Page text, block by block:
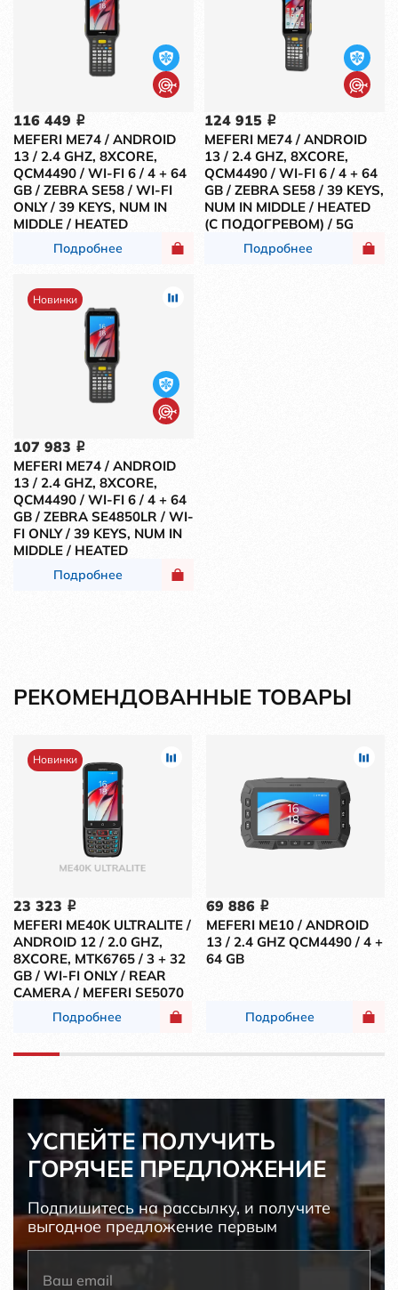
116 449 i
MEFERI ME74 / ANDROID
13 / 2.4 GHZ, 8XCORE,
QCM4490 / WI-FI 6 / 4 + 64
GB / ZEBRA SE58 / WI-FI
ONLY / 39 KEYS, NUM IN
MIDDLE / HEATED
Подробнее
124 915 i
MEFERI ME74 / ANDROID
13 / 2.4 GHZ, 8XCORE,
QCM4490 / WI-FI 6 / 4 + 64
GB / ZEBRA SE58 / 39 KEYS,
NUM IN MIDDLE / HEATED
(С ПОДОГРЕВОМ) / 5G
Подробнее
Новинки
107 983 i
MEFERI ME74 / ANDROID
13 / 2.4 GHZ, 8XCORE,
QCM4490 / WI-FI 6 / 4 + 64
GB / ZEBRA SE4850LR / WI-
FI ONLY / 39 KEYS, NUM IN
MIDDLE / HEATED
Подробнее
РЕКОМЕНДОВАННЫЕ ТОВАРЫ
Новинки
23 323 i
MEFERI ME40K ULTRALITE /
ANDROID 12 / 2.0 GHZ,
8XCORE, MTK6765 / 3 + 32
GB / WI-FI ONLY / REAR
CAMERA / MEFERI SE5070
Подробнее
69 886 i
MEFERI ME10 / ANDROID
13 / 2.4 GHZ QCM4490 / 4 +
64 GB
Подробнее
УСПЕЙТЕ ПОЛУЧИТЬ
ГОРЯЧЕЕ ПРЕДЛОЖЕНИЕ
Подпишитесь на рассылку, и получите
выгодное предложение первым